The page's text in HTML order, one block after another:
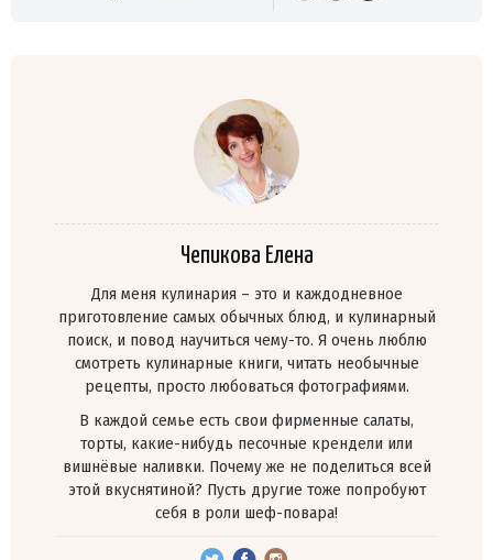
Чепикова Елена
Для меня кулинария – это и каждодневное
приготовление самых обычных блюд, и кулинарный
поиск, и повод научиться чему-то. Я очень люблю
смотреть кулинарные книги, читать необычные
рецепты, просто любоваться фотографиями.
В каждой семье есть свои фирменные салаты,
торты, какие-нибудь песочные крендели или
вишнёвые наливки. Почему же не поделиться всей
этой вкуснятиной? Пусть другие тоже попробуют
себя в роли шеф-повара!